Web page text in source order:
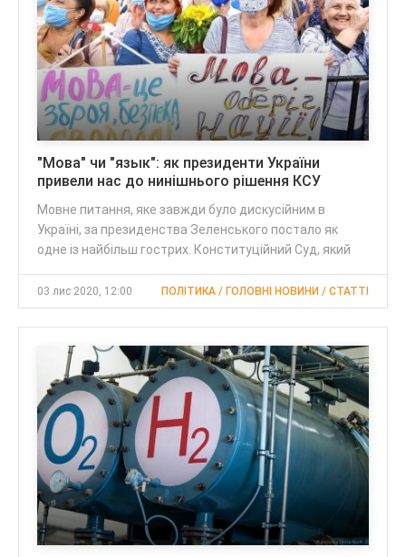
"Мова" чи "язык": як президенти України
привели нас до нинішнього рішення КСУ
Мовне питання, яке завжди було дискусійним в
Україні, за президенства Зеленського постало як
одне із найбільш гострих. Конституційний Суд, який
03 лис 2020, 12:00 ПОЛІТИКА / ГОЛОВНІ НОВИНИ / CТАТТІ